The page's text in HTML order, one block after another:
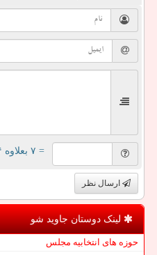
= ۷ بعلاوه ۴
ارسال نظر
لینک دوستان جاوید شو
حوزه های انتخابیه مجلس